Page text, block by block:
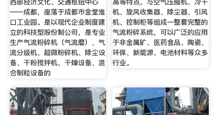
——成都，座落于成都市金堂淮
口工业园。是以现代企业制度建
立的科技型股份制公司，是专业
生产气流粉碎机（气流磨）、气
流分级机、超微粉碎机、除尘设
备、干粉搅拌机、干燥设备、混
合制粒设备的
机、旋风收集器、除尘器、引风
机、控制柜等组成一整套完整的
气流粉碎系统，可以广泛的应用
于非金属矿、医药食品、陶瓷、
环保、新能源、电池材料等众多
行业。